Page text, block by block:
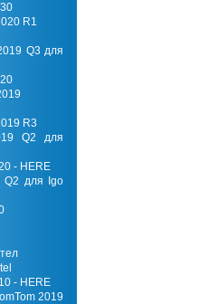
R1
Q3 для
R3
Q2 для
- HERE
Q2 для Igo
- HERE
2019